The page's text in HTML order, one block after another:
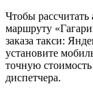
Чтобы
маршруту
заказа такси:
установите
точную
диспетчера.